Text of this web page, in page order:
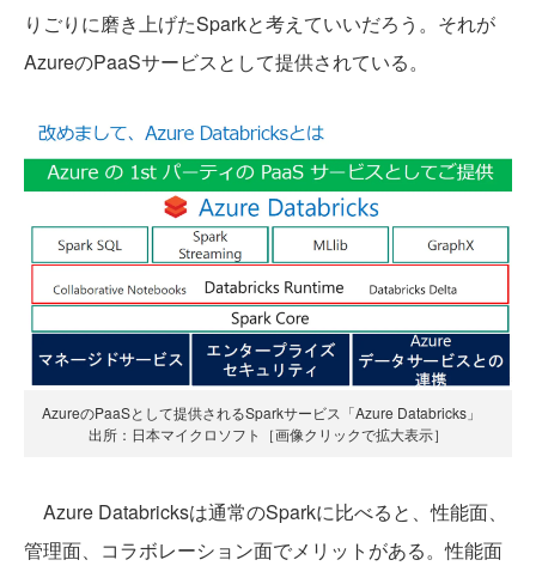
りごりに磨き上げたSparkと考えていいだろう。それが
AzureのPaaSサービスとして提供されている。
AzureのPaaSとして提供されるSparkサービス「Azure Databricks」
出所：日本マイクロソフト［画像クリックで拡大表示］
Azure Databricksは通常のSparkに比べると、性能面、
管理面、コラボレーション面でメリットがある。性能面